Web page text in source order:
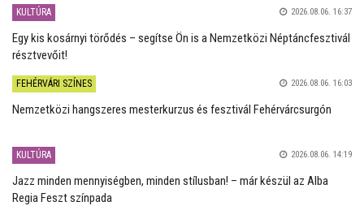
KULTÚRA 2026.08.06. 16:37
Egy kis kosárnyi törődés – segítse Ön is a Nemzetközi Néptáncfesztivál
résztvevőit!
FEHÉRVÁRI SZÍNES 2026.08.06. 16:03
Nemzetközi hangszeres mesterkurzus és fesztivál Fehérvárcsurgón
KULTÚRA 2026.08.06. 14:19
Jazz minden mennyiségben, minden stílusban! – már készül az Alba
Regia Feszt színpada